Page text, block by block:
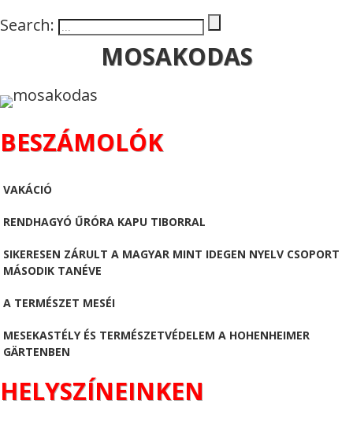
Search:
MOSAKODAS
BESZÁMOLÓK
VAKÁCIÓ
RENDHAGYÓ ŰRÓRA KAPU TIBORRAL
SIKERESEN ZÁRULT A MAGYAR MINT IDEGEN NYELV CSOPORT
MÁSODIK TANÉVE
A TERMÉSZET MESÉI
MESEKASTÉLY ÉS TERMÉSZETVÉDELEM A HOHENHEIMER
GÄRTENBEN
HELYSZÍNEINKEN